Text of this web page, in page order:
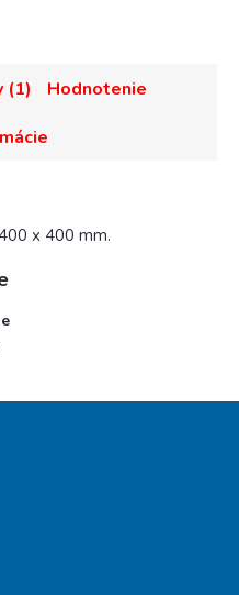
(1)
Hodnotenie
x 400 mm.